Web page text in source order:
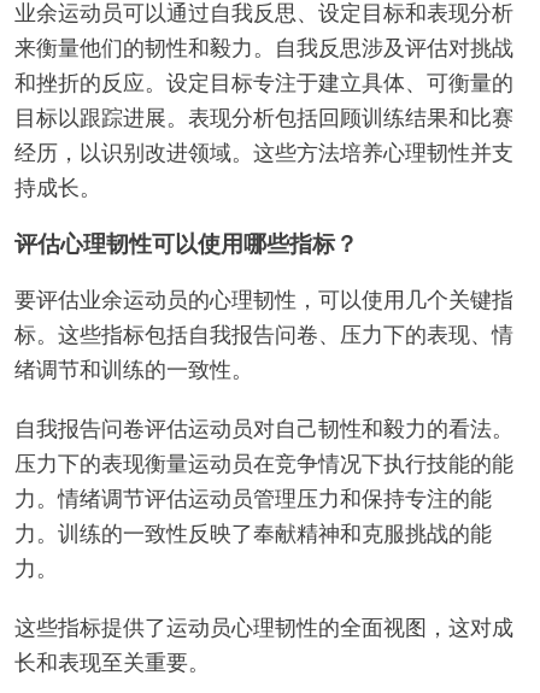
业余运动员如何衡量他们的韧性和毅
力？
业余运动员可以通过自我反思、设定目标和表现分析
来衡量他们的韧性和毅力。自我反思涉及评估对挑战
和挫折的反应。设定目标专注于建立具体、可衡量的
目标以跟踪进展。表现分析包括回顾训练结果和比赛
持成长。
评估心理韧性可以使用哪些指标？
要评估业余运动员的心理韧性，可以使用几个关键指
标。这些指标包括自我报告问卷、压力下的表现、情
绪调节和训练的一致性。
自我报告问卷评估运动员对自己韧性和毅力的看法。